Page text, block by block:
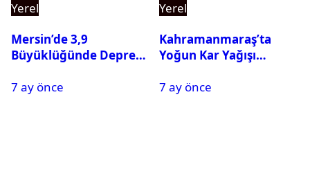
Yerel
Mersin’de 3,9
Büyüklüğünde Deprem
7 ay önce
Yerel
Kahramanmaraş’ta
Yoğun Kar Yağışı
Tatil
7 ay önce